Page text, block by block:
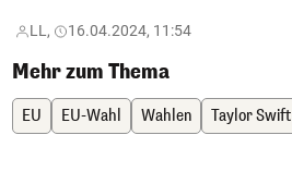
LL, 16.04.2024, 11:54
Mehr zum Thema
EU EU-Wahl Wahlen Taylor Swift